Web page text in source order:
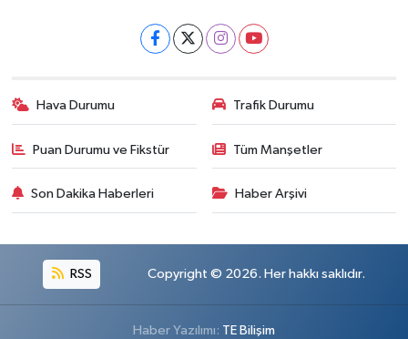
Hava Durumu Trafik Durumu
Puan Durumu ve Fikstür Tüm Manşetler
Son Dakika Haberleri Haber Arşivi
RSS Copyright © 2026. Her hakkı saklıdır.
Haber Yazılımı: TE Bilişim